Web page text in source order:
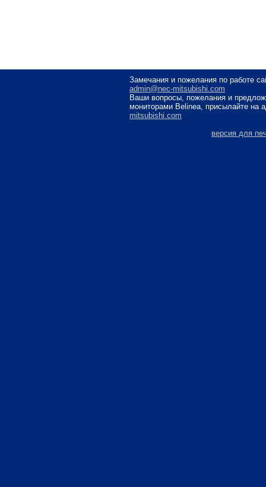
Замечания и пожелания по работе
admin@nec-mitsubishi.com
Ваши вопросы, пожелания и
мониторами Belinea, присылайте на
mitsubishi.com
версия для